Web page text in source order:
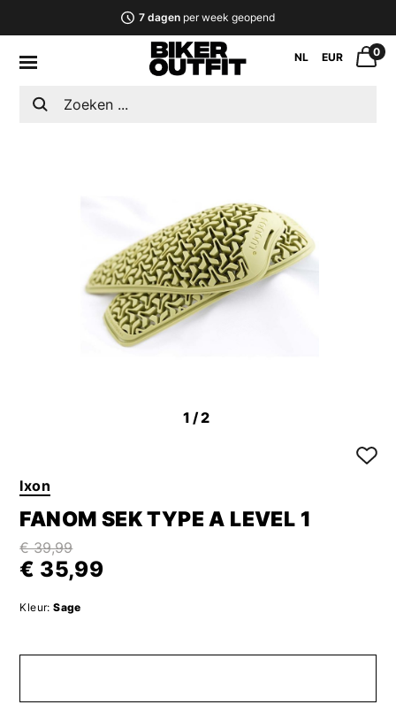
7 dagenper week geopend
NL EUR 0
1/2
Ixon
FANOM SEK TYPE A LEVEL 1
€ 39,99
€ 35,99
Kleur: Sage